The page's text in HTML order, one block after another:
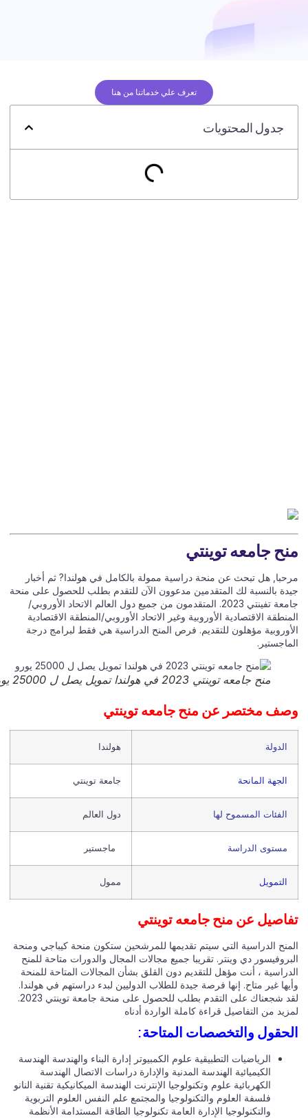
تعرف علي خدماتنا من هنا
جدول المحتويات
جامعه توينتي
هل تبحث عن منحة دراسية ممولة بالكامل في هولندا? ثم أخبار
بالنسبة لك المتقدمين مدعوون الآن للتقدم بطلب للحصول على منحة
جامعة تفينتي 2023. المتقدمون من جميع دول العالم الاتحاد الأوروبي/
الاقتصادية الأوروبية وغير الاتحاد الأوروبي/المنطقة الاقتصادية
مؤهلون للتقديم. فرص المنح الدراسية هي فقط لبرامج درجة
منح جامعه توينتي 2023 في هولندا تمويل يصل ل 25000 يورو
مختصر عن منح جامعه توينتي
الدولة هولندا
الجهة المانحة جامعة توينتي
الفئات المسموح لها دول العالم
مستوى الدراسة ماجستير
التمويل ممول
عن منح جامعه توينتي
الدراسية التي سيتم تقديمها للمرشحين ستكون منحة كيباجي ومنحة
دي وينتر. تقريبا جميع مجالات المجال والدورات متاحة للمنح
، أنت مؤهل للتقديم دون القلق بشأن المجالات المتاحة للمنحة
غير متاح. إنها فرصة جيدة للطلاب الدوليين لبدء دراستهم في هولندا.
لقد شجعناك على التقدم بطلب للحصول على منحة جامعة توينتي 2023.
من التفاصيل قراءة كاملة الواردة أدناه
والتخصصات المتاحة:
الرياضيات التطبيقية علوم الكمبيوتر إدارة البناء والهندسة الهندسة
الكيميائية الهندسة المدنية والإدارة دراسات الاتصال الهندسة
الكهربائية علوم وتكنولوجيا الإنترنت الهندسة الميكانيكية تقنية النانو
فلسفة العلوم والتكنولوجيا والمجتمع علم النفس العلوم التربوية
والتكنولوجيا الإدارة العامة تكنولوجيا الطاقة المستدامة الأنظمة